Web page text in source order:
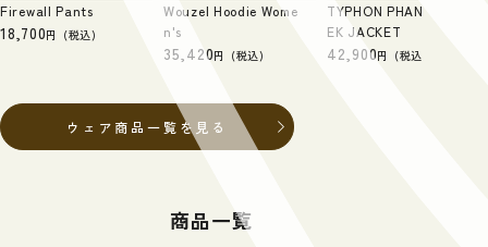
Firewall Pants
18,700 (税込)
Wouzel Hoodie Wome
n's
35,420 (税込)
TYPHON PHANTOM TR
EK JACKET
42,900 (税込)
ウェア商品一覧を見る
商品一覧